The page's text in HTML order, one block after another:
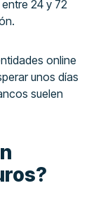
24 y 72
online
unos días
suelen